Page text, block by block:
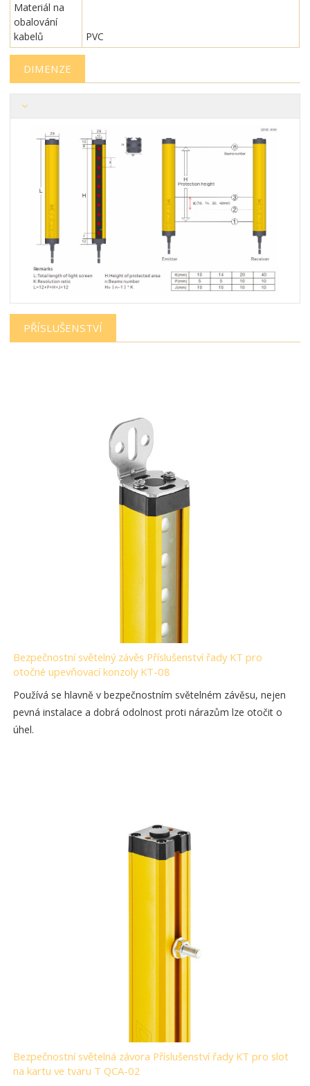
Materiál na
obalování
kabelů
PVC
DIMENZE
PŘÍSLUŠENSTVÍ
Bezpečnostní světelný závěs Příslušenství řady KT pro
otočné upevňovací konzoly KT-08
Používá se hlavně v bezpečnostním světelném závěsu, nejen
pevná instalace a dobrá odolnost proti nárazům lze otočit o
úhel.
Bezpečnostní světelná závora Příslušenství řady KT pro slot
na kartu ve tvaru T QCA-02